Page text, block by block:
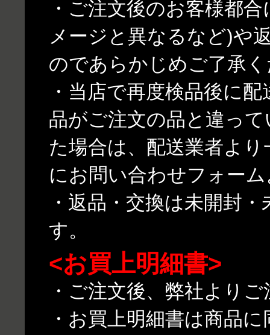
・ご注文後のお客様都
メージと異なるなど)や
のであらかじめご了承
・当店で再度検品後に
品がご注文の品と違っ
た場合は、配送業者よ
にお問い合わせフォー
・返品・交換は未開封
す。
<お買上明細書>
・ご注文後、弊社より
・お買上明細書は商品